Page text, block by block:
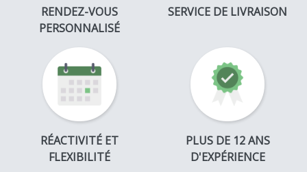
RENDEZ-VOUS
PERSONNALISÉ
SERVICE DE LIVRAISON
RÉACTIVITÉ ET
FLEXIBILITÉ
PLUS DE 12 ANS
D'EXPÉRIENCE